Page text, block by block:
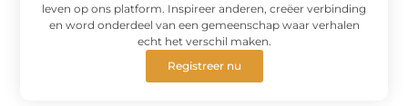
leven op ons platform. Inspireer anderen, creëer verbinding
en word onderdeel van een gemeenschap waar verhalen
echt het verschil maken.
Registreer nu